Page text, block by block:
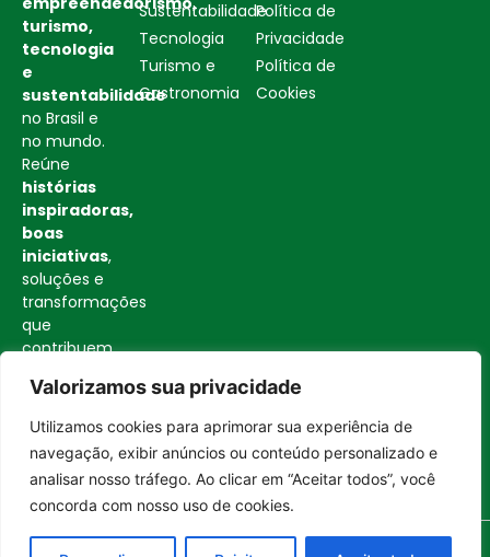
Valorizamos sua privacidade
Utilizamos cookies para aprimorar sua experiência de
navegação, exibir anúncios ou conteúdo personalizado e
analisar nosso tráfego. Ao clicar em “Aceitar todos”, você
concorda com nosso uso de cookies.
turismo,
tecnologia
e
sustentabilidade
no Brasil e
no mundo.
Reúne
histórias
inspiradoras,
boas
iniciativas,
soluções e
transformações
que
contribuem
sociedade
mais
consciente
e
construtiva.
Sustentabilidade
Tecnologia
Turismo e
Gastronomia
Política de
Privacidade
Política de
Cookies